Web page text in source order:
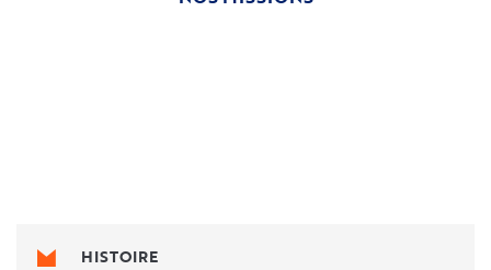
HISTOIRE